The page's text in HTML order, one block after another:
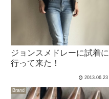
ジョンスメドレーに試着に
行って来た！
2013.06.23
Brand